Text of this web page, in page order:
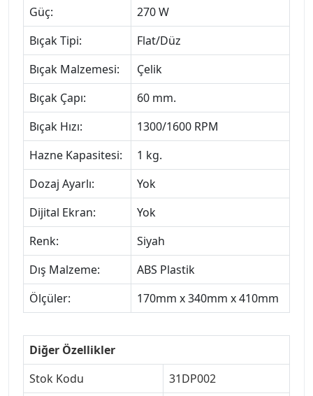
Güç:
270 W
Bıçak Tipi:
Flat/Düz
Bıçak Malzemesi:
Çelik
Bıçak Çapı:
60 mm.
Bıçak Hızı:
1300/1600 RPM
Hazne Kapasitesi:
1 kg.
Dozaj Ayarlı:
Yok
Dijital Ekran:
Yok
Renk:
Siyah
Dış Malzeme:
ABS Plastik
Ölçüler:
170mm x 340mm x 410mm
Diğer Özellikler
Stok Kodu
31DP002